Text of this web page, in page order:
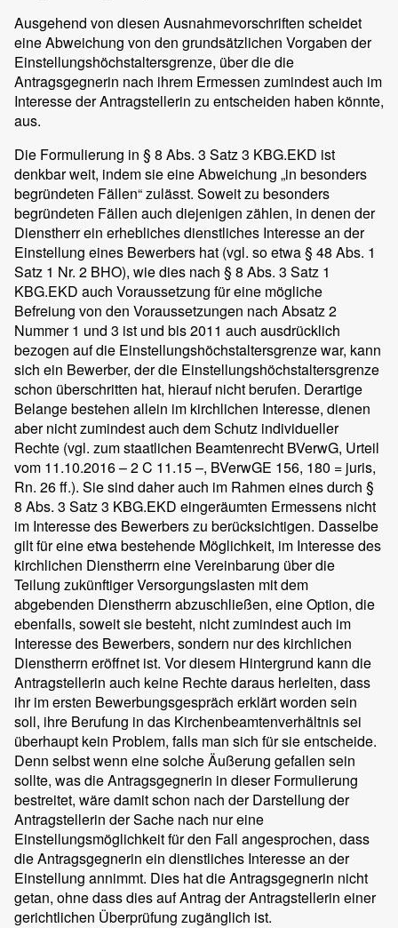
Ausgehend von diesen Ausnahmevorschriften scheidet
eine Abweichung von den grundsätzlichen Vorgaben der
Einstellungshöchstaltersgrenze, über die die
Antragsgegnerin nach ihrem Ermessen zumindest auch im
Interesse der Antragstellerin zu entscheiden haben könnte,
aus.
Die Formulierung in § 8 Abs. 3 Satz 3 KBG.EKD ist
denkbar weit, indem sie eine Abweichung „in besonders
begründeten Fällen“ zulässt. Soweit zu besonders
begründeten Fällen auch diejenigen zählen, in denen der
Dienstherr ein erhebliches dienstliches Interesse an der
Einstellung eines Bewerbers hat (vgl. so etwa § 48 Abs. 1
Satz 1 Nr. 2 BHO), wie dies nach § 8 Abs. 3 Satz 1
KBG.EKD auch Voraussetzung für eine mögliche
Befreiung von den Voraussetzungen nach Absatz 2
Nummer 1 und 3 ist und bis 2011 auch ausdrücklich
bezogen auf die Einstellungshöchstaltersgrenze war, kann
sich ein Bewerber, der die Einstellungshöchstaltersgrenze
schon überschritten hat, hierauf nicht berufen. Derartige
Belange bestehen allein im kirchlichen Interesse, dienen
aber nicht zumindest auch dem Schutz individueller
Rechte (vgl. zum staatlichen Beamtenrecht BVerwG, Urteil
vom 11.10.2016 – 2 C 11.15 –, BVerwGE 156, 180 = juris,
Rn. 26 ff.). Sie sind daher auch im Rahmen eines durch §
8 Abs. 3 Satz 3 KBG.EKD eingeräumten Ermessens nicht
im Interesse des Bewerbers zu berücksichtigen. Dasselbe
gilt für eine etwa bestehende Möglichkeit, im Interesse des
kirchlichen Dienstherrn eine Vereinbarung über die
Teilung zukünftiger Versorgungslasten mit dem
abgebenden Dienstherrn abzuschließen, eine Option, die
ebenfalls, soweit sie besteht, nicht zumindest auch im
Interesse des Bewerbers, sondern nur des kirchlichen
Dienstherrn eröffnet ist. Vor diesem Hintergrund kann die
Antragstellerin auch keine Rechte daraus herleiten, dass
ihr im ersten Bewerbungsgespräch erklärt worden sein
soll, ihre Berufung in das Kirchenbeamtenverhältnis sei
überhaupt kein Problem, falls man sich für sie entscheide.
Denn selbst wenn eine solche Äußerung gefallen sein
sollte, was die Antragsgegnerin in dieser Formulierung
bestreitet, wäre damit schon nach der Darstellung der
Antragstellerin der Sache nach nur eine
Einstellungsmöglichkeit für den Fall angesprochen, dass
die Antragsgegnerin ein dienstliches Interesse an der
Einstellung annimmt. Dies hat die Antragsgegnerin nicht
getan, ohne dass dies auf Antrag der Antragstellerin einer
gerichtlichen Überprüfung zugänglich ist.